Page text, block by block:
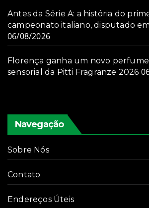
Antes da Série A: a história do
campeonato italiano, disputado
06/08/2026
Florença ganha um novo
sensorial da Pitti Fragranze 2026
Navegação
Sobre Nós
Contato
Endereços Úteis